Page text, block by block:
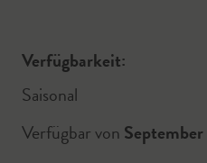
Verfügbarkeit:
Saisonal
Verfügbar von September